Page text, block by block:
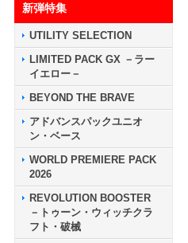
新弾特集
UTILITY SELECTION
LIMITED PACK GX －ラー
イエロー－
BEYOND THE BRAVE
アドバンスパックユニオ
ン・ベース
WORLD PREMIERE PACK
2026
REVOLUTION BOOSTER
－トゥーン・ウィッチクラ
フト・破械